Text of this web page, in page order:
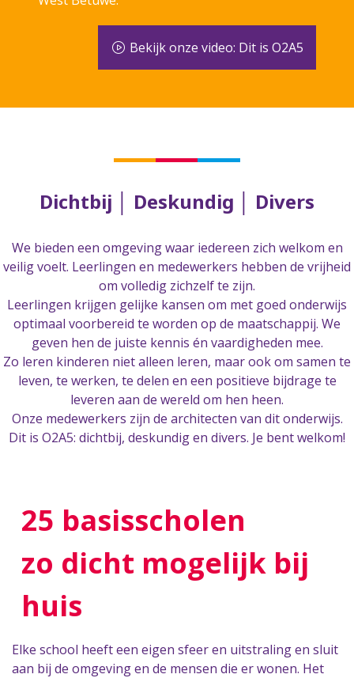
Bekijk onze video: Dit is O2A5
Bekijk onze video: Dit is O2A5
Bekijk onze video: Dit is O2A5
Dichtbij │ Deskundig │ Divers
We bieden een omgeving waar iedereen zich welkom en
veilig voelt. Leerlingen en medewerkers hebben de vrijheid
om volledig zichzelf te zijn.
Leerlingen krijgen gelijke kansen om met goed onderwijs
optimaal voorbereid te worden op de maatschappij. We
geven hen de juiste kennis én vaardigheden mee.
Zo leren kinderen niet alleen leren, maar ook om samen te
leven, te werken, te delen en een positieve bijdrage te
leveren aan de wereld om hen heen.
Onze medewerkers zijn de architecten van dit onderwijs.
Dit is O2A5: dichtbij, deskundig en divers. Je bent welkom!
25 basisscholen
zo dicht mogelijk bij
huis
Elke school heeft een eigen sfeer en uitstraling en sluit
aan bij de omgeving en de mensen die er wonen. Het